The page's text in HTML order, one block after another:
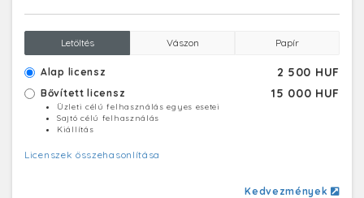
Letöltés Vászon Papír
Alap licensz 2 500 HUF
Bővített licensz 15 000 HUF
Üzleti célú felhasználás egyes esetei
Sajtó célú felhasználás
Kiállítás
Licenszek összehasonlítása
Kedvezmények